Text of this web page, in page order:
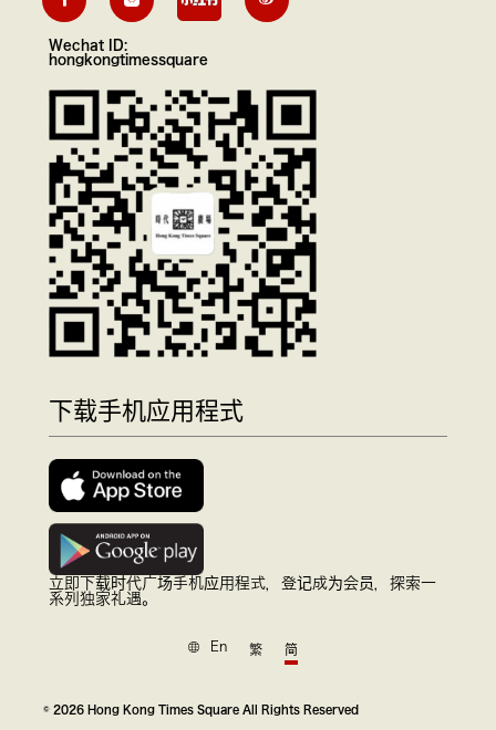
Wechat ID:
hongkongtimessquare
下载手机应用程式
立即下载时代广场手机应用程式，登记成为会员，探索一
系列独家礼遇。
En 繁 简
© 2026 Hong Kong Times Square All Rights Reserved